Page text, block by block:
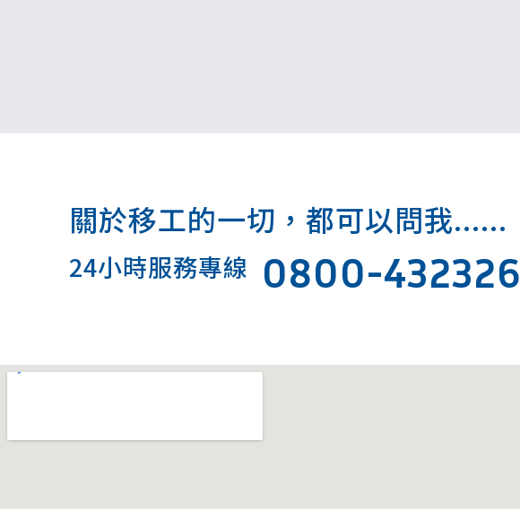
關於移工的一切，都可以問我......
24小時服務專線 0800-432326